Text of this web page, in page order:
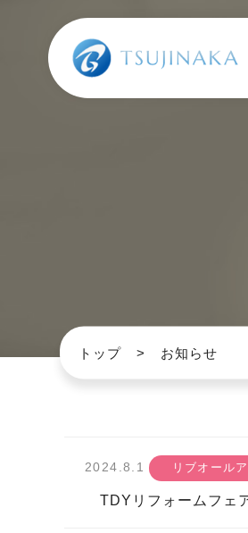
トップ お知らせ
2024.8.1 リブオール
TDYリフォームフェ